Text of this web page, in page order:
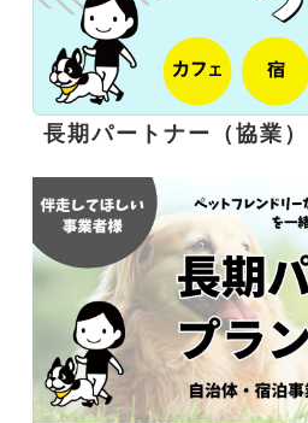
長期パートナー（協業）